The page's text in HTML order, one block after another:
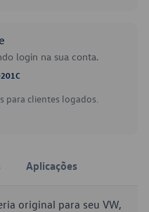
login na sua conta.
para clientes logados.
Aplicações
original para seu VW,